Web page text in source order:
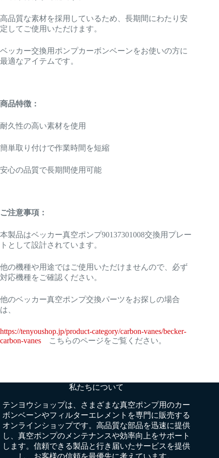
高品質な素材を採用しているため、長期間にわたり安
定してご使用いただけます。
ベッカー交換用ポンプカーボンベーンをお使いの方に
最適なアイテムです。
商品特徴：
耐久性の高い素材を使用
簡単取り付けで作業時間を短縮
安心の品質で長期間使用可能
ご注意事項：
本製品はベッカー真空ポンプ90137301008交換用プレー
トとして設計されています。
他の機種や用途ではご使用いただけませんので、必ず
対応機種をご確認ください。
他のベッカー真空ポンプ交換パーツをお探しの場合
は、
https://tenyoushop.jp/product-category/carbon-vanes/becker-
carbon-vanes こちらのページをご覧ください。
私たちについて
テンヨウショップは、さまざまな真空ポンプ用のカー
ボンベーンやフィルターエレメントを専門に販売する
オンラインショップです。高品質な部品を迅速に提供
し、真空ポンプのメンテナンスや効率向上をサポート
します。信頼できる製品と行き届いたサービスを提供
し、お客様の信頼を最優先に考えています。